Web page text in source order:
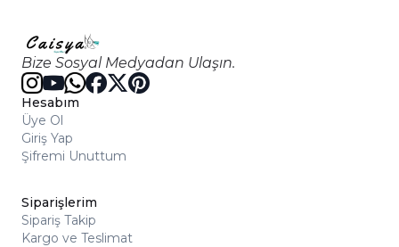
Bize Sosyal Medyadan Ulaşın.
Hesabım
Üye Ol
Giriş Yap
Şifremi Unuttum
Siparişlerim
Sipariş Takip
Kargo ve Teslimat